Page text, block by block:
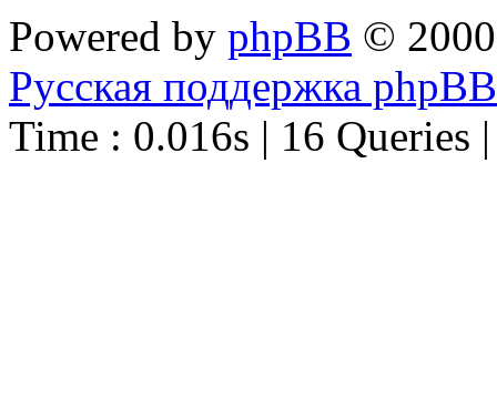
Powered by phpBB ©
Русская поддержка phpBB
Time : 0.016s | 16 Queries